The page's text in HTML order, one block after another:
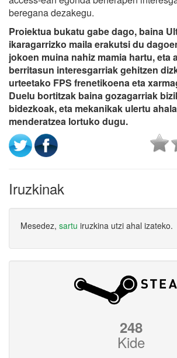
beregana dezakegu.
Proiektua bukatu gabe dago, baina
ikaragarrizko maila erakutsi du
jokoen muina nahiz mamia hartu, eta
berritasun interesgarriak gehitzen
urteetako FPS frenetikoena eta
Duelu bortitzak baina gozagarriak
bidezkoak, eta mekanikak ulertu
menderatzea lortuko dugu.
Iruzkinak
Mesedez, sartu iruzkina utzi ahal izateko.
248
Kide